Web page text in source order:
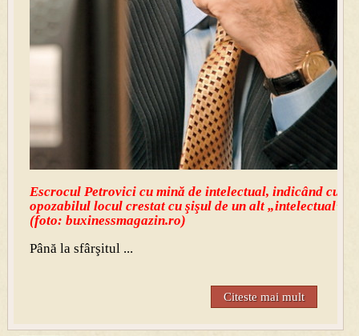
Escrocul Petrovici cu mină de intelectual, indicând cu
opozabilul locul crestat cu şişul de un alt „intelectual”
(foto: buxinessmagazin.ro)
Până la sfârşitul ...
Citeste mai mult